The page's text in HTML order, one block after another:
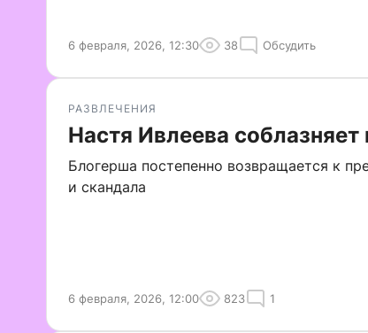
6 февраля, 2026, 12:30 38 Обсудить
РАЗВЛЕЧЕНИЯ
Настя Ивлеева
Блогерша постепенно возвращается к
и скандала
6 февраля, 2026, 12:00 823 1